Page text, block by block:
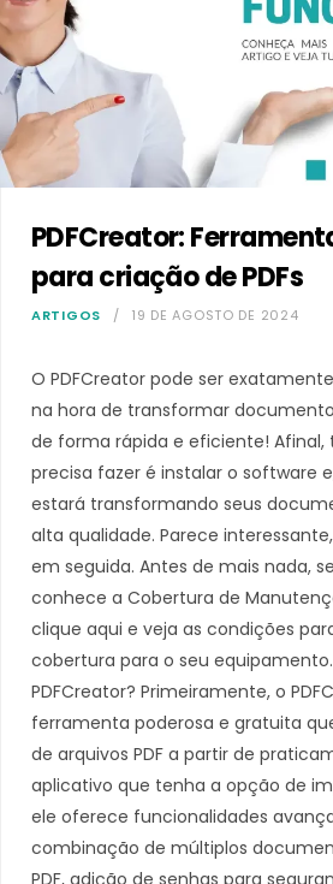
PDFCreator:
para criação de PDFs
ARTIGOS 19 DE AGOSTO DE 2024
O PDFCreator pode ser
na hora de transformar
de forma rápida e eficiente! Afinal,
precisa fazer é instalar o software
estará transformando seus
alta qualidade. Parece
em seguida. Antes de mais nada,
conhece a Cobertura de
clique aqui e veja as condições
cobertura para o seu
PDFCreator? Primeiramente, o
ferramenta poderosa e gratuita
de arquivos PDF a partir de
aplicativo que tenha a opção de
ele oferece funcionalidades
combinação de múltiplos